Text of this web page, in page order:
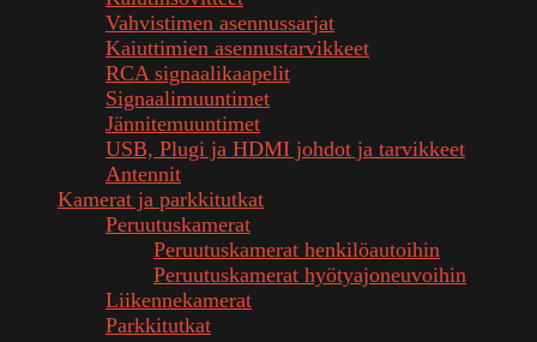
Vahvistimen asennussarjat
Kaiuttimien asennustarvikkeet
RCA signaalikaapelit
Signaalimuuntimet
Jännitemuuntimet
USB, Plugi ja HDMI johdot ja tarvikkeet
Antennit
Kamerat ja parkkitutkat
Peruutuskamerat
Peruutuskamerat henkilöautoihin
Peruutuskamerat hyötyajoneuvoihin
Liikennekamerat
Parkkitutkat